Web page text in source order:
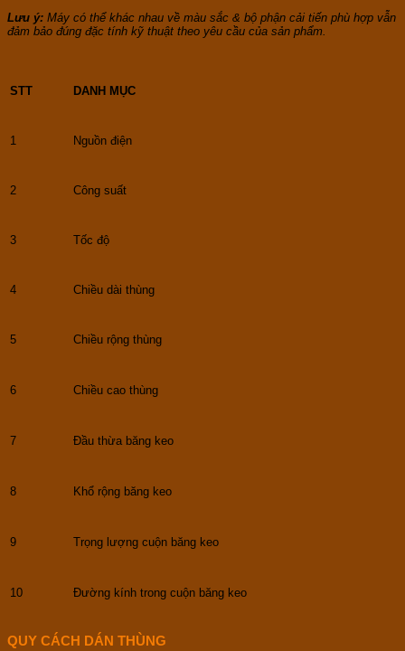
Lưu ý: Máy có thể khác nhau về màu sắc & bộ phận cải tiến phù hợp vẫn
đảm bảo đúng đặc tính kỹ thuật theo yêu cầu của sản phẩm.
STT DANH MỤC
1 Nguồn điện
2 Công suất
3 Tốc độ
4 Chiều dài thùng
5 Chiều rộng thùng
6 Chiều cao thùng
7 Đầu thừa băng keo
8 Khổ rộng băng keo
9 Trọng lượng cuộn băng keo
10 Đường kính trong cuộn băng keo
QUY CÁCH DÁN THÙNG